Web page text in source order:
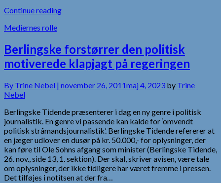
Continue reading
Mediernes rolle
Berlingske forstørrer den politisk
motiverede klapjagt på regeringen
By Trine Nebel | november 26, 2011maj 4, 2023 by Trine
Nebel
Berlingske Tidende præsenterer i dag en ny genre i politisk
journalistik. En genre vi passende kan kalde for ‘omvendt
politisk stråmandsjournalistik’. Berlingske Tidende refererer at
en jæger udlover en dusør på kr. 50.000,- for oplysninger, der
kan føre til Ole Sohns afgang som minister (Berlingske Tidende,
26. nov., side 13, 1. sektion). Der skal, skriver avisen, være tale
om oplysninger, der ikke tidligere har været fremme i pressen.
Det tilføjes i notitsen at der fra…